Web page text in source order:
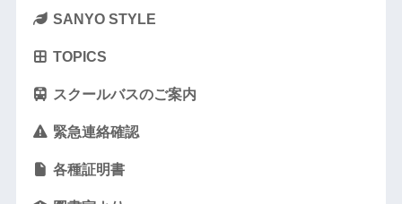
SANYO STYLE
TOPICS
スクールバスのご案内
緊急連絡確認
各種証明書